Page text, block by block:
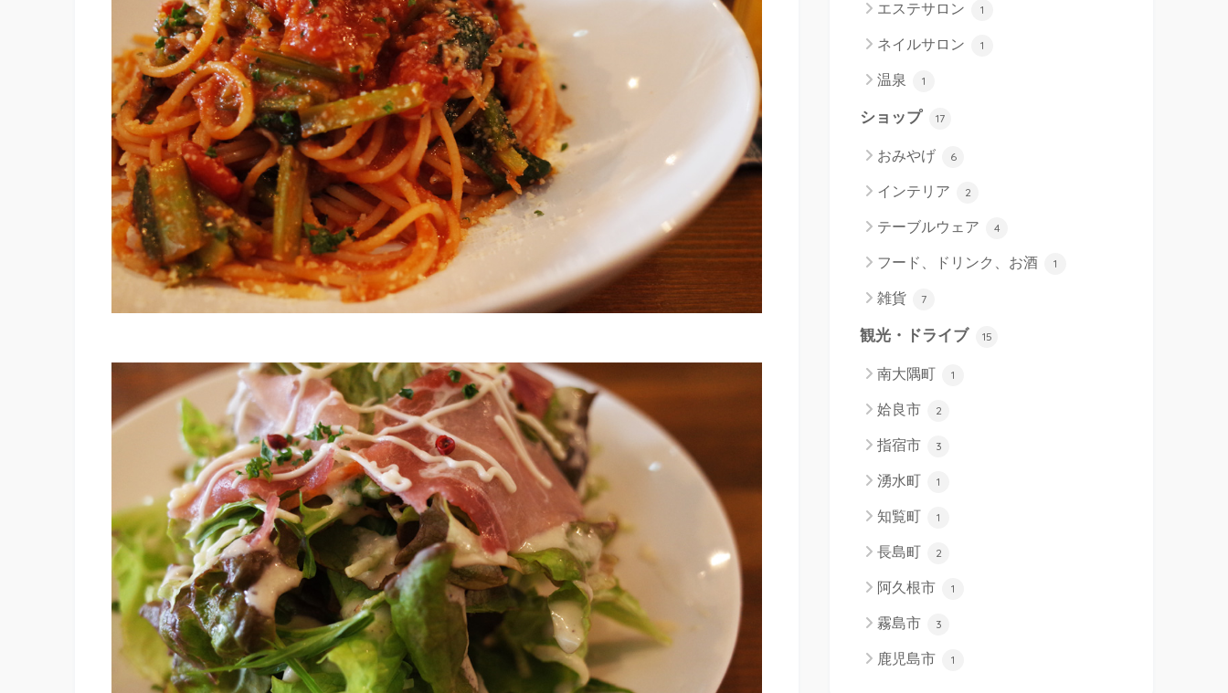
エステサロン 1
ネイルサロン 1
温泉 1
ショップ 17
おみやげ 6
インテリア 2
テーブルウェア 4
フード、ドリンク、お酒 1
雑貨 7
観光・ドライブ 15
南大隅町 1
姶良市 2
指宿市 3
湧水町 1
知覧町 1
長島町 2
阿久根市 1
霧島市 3
鹿児島市 1